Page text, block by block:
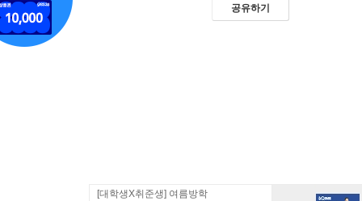
공유하기
[대학생X취준생] 여름방학